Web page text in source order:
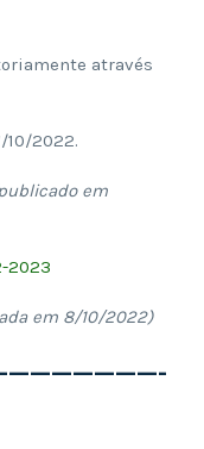
através
10/2022.
em
2023
em 8/10/2022)